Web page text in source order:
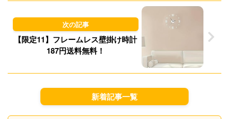
【限定11】フレームレス壁掛け時計
187円送料無料！
新着記事一覧